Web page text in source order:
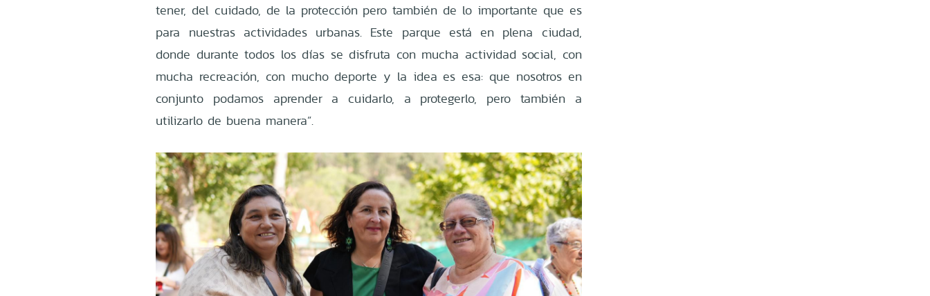
tener, del cuidado, de la protección pero también de lo importante que es
para nuestras actividades urbanas. Este parque está en plena ciudad,
donde durante todos los días se disfruta con mucha actividad social, con
mucha recreación, con mucho deporte y la idea es esa: que nosotros en
conjunto podamos aprender a cuidarlo, a protegerlo, pero también a
utilizarlo de buena manera”.